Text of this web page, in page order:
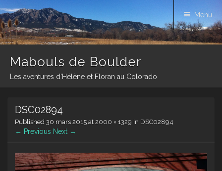
Mabouls de Boulder
Les aventures d'Hélène et Floran au Colorado
Menu
content
DSC02894
Published 30 mars 2015 at 2000 × 1329 in DSC02894
← Previous Next →